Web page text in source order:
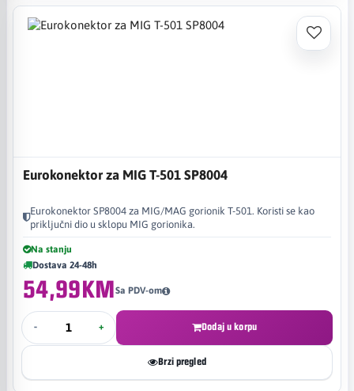
Eurokonektor za MIG T-501 SP8004
Eurokonektor SP8004 za MIG/MAG gorionik T-501. Koristi se kao
priključni dio u sklopu MIG gorionika.
Na stanju
Dostava 24-48h
54,99KMSa PDV-om
- + Dodaj u korpu
Brzi pregled